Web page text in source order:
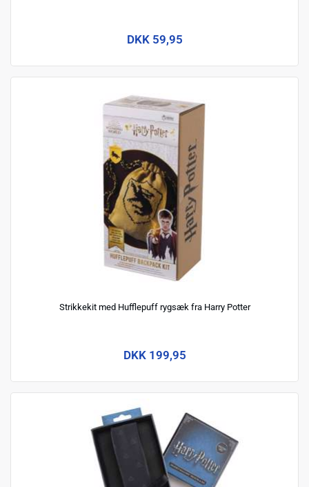
DKK 59,95
Strikkekit med Hufflepuff rygsæk fra Harry Potter
DKK 199,95